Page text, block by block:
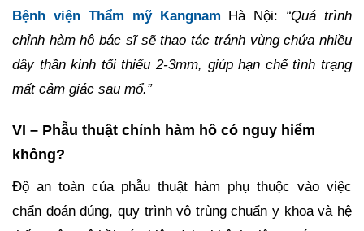
Bệnh viện Thẩm mỹ Kangnam Hà Nội: “Quá trình
chỉnh hàm hô bác sĩ sẽ thao tác tránh vùng chứa nhiều
dây thần kinh tối thiểu 2-3mm, giúp hạn chế tình trạng
mất cảm giác sau mổ.”
VI – Phẫu thuật chỉnh hàm hô có nguy hiểm
không?
Độ an toàn của phẫu thuật hàm phụ thuộc vào việc
chẩn đoán đúng, quy trình vô trùng chuẩn y khoa và hệ